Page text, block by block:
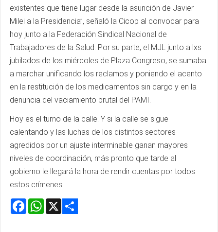
existentes que tiene lugar desde la asunción de Javier
Milei a la Presidencia”, señaló la Cicop al convocar para
hoy junto a la Federación Sindical Nacional de
Trabajadores de la Salud. Por su parte, el MJL junto a lxs
jubilados de los miércoles de Plaza Congreso, se sumaba
a marchar unificando los reclamos y poniendo el acento
en la restitución de los medicamentos sin cargo y en la
denuncia del vaciamiento brutal del PAMI.
Hoy es el turno de la calle. Y si la calle se sigue
calentando y las luchas de los distintos sectores
agredidos por un ajuste interminable ganan mayores
niveles de coordinación, más pronto que tarde al
gobierno le llegará la hora de rendir cuentas por todos
estos crímenes.
Facebook
WhatsApp